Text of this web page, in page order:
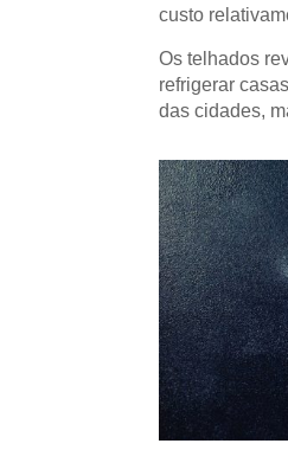
custo
Os telhados
refrigerar
das cidades,